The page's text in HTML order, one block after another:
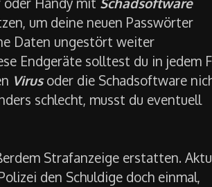
um deine neuen Passwörter
Daten ungestört weiter
Endgeräte solltest du in jedem
Virusoder die Schadsoftware
schlecht, musst du eventuell
Strafanzeige erstatten.
den Schuldige doch einmal,